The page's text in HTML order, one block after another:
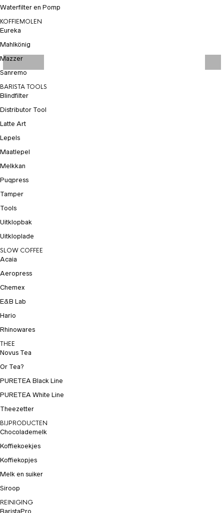
Waterfilter en Pomp
KOFFIEMOLEN
Eureka
Mahlkönig
Mazzer
Sanremo
BARISTA TOOLS
Blindfilter
Distributor Tool
Latte Art
Lepels
Maatlepel
Melkkan
Puqpress
Tamper
Tools
Uitklopbak
Uitkloplade
SLOW COFFEE
Acaia
Aeropress
Chemex
E&B Lab
Hario
Rhinowares
THEE
Novus Tea
Or Tea?
PURETEA Black Line
PURETEA White Line
Theezetter
BIJPRODUCTEN
Chocolademelk
Koffiekoekjes
Koffiekopjes
Melk en suiker
Siroop
REINIGING
BaristaPro